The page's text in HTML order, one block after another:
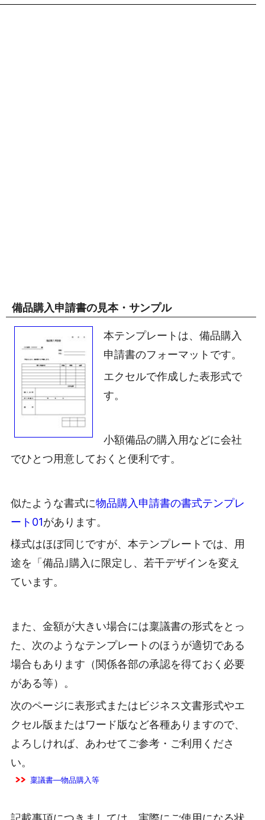
備品購入申請書の見本・サンプル
本テンプレートは、備品購入
申請書のフォーマットです。
エクセルで作成した表形式で
す。
小額備品の購入用などに会社
でひとつ用意しておくと便利です。
似たような書式に物品購入申請書の書式テンプレ
ート01があります。
様式はほぼ同じですが、本テンプレートでは、用
途を「備品｣購入に限定し、若干デザインを変え
ています。
また、金額が大きい場合には稟議書の形式をとっ
た、次のようなテンプレートのほうが適切である
場合もあります（関係各部の承認を得ておく必要
がある等）。
次のページに表形式またはビジネス文書形式やエ
クセル版またはワード版など各種ありますので、
よろしければ、あわせてご参考・ご利用くださ
い。
稟議書―物品購入等